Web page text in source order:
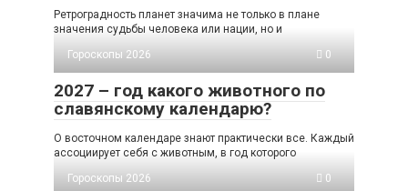
Ретроградность планет значима не только в плане
значения судьбы человека или нации, но и
Гороскопы 2026
0
2027 – год какого животного по
славянскому календарю?
О восточном календаре знают практически все. Каждый
ассоциирует себя с животным, в год которого
Гороскопы 2026
0